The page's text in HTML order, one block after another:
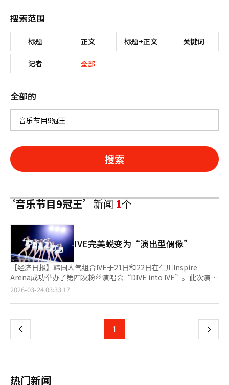
搜索范围
标题 正文 标题+正文 关键词
记者 全部
全部的
搜索
‘音乐节目9冠王’新闻1个
IVE完美蜕变为“演出型偶像”
【经济日报】韩国人气组合IVE于21日和22日在仁川Inspire
Arena成功举办了第四次粉丝演唱会“DIVE into IVE”。此次演出
以360度开放式舞台为中心，不仅是简单的粉丝见面会，更是IVE
全球平台的直播，IVE与全球粉丝“DIVE”互动，为即将到来的第
计，IVE利用全方位视野的舞台结构拉近与粉丝的距离。从
《HEYA》到《ELEVEN》和《LOVE DIVE》等热门歌曲，成员们
演出市场从简单的歌舞向“体验型娱乐”进化的趋势。IVE的这次
2026-03-24 03:33:17
上
页
1 下
热门新闻